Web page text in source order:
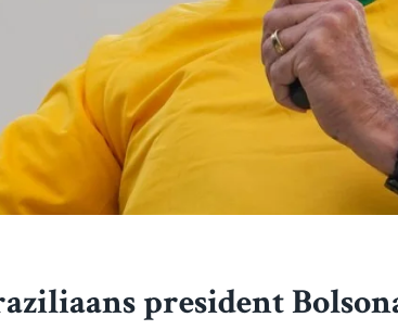
president